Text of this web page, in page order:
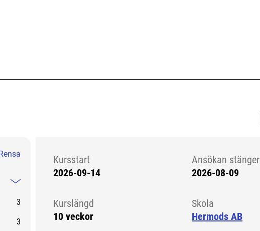
Rensa
3
3
Kursstart
2026-09-14
Ansökan stänger
2026-08-09
Kurslängd
10 veckor
Skola
Hermods AB